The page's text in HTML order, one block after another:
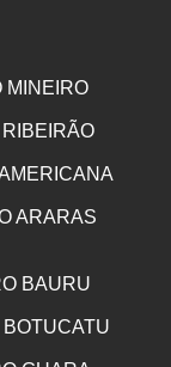
MINEIRO
ARARAS
BAURU